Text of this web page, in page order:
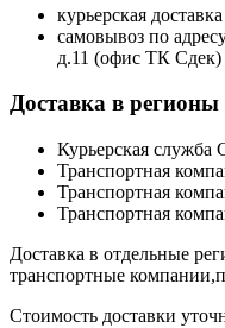
курьерская
самовывоз по
д.11 (офис ТК Сдек)
Доставка в регионы
Курьерская служба
Транспортная
Транспортная
Транспортная
Доставка в отдельные
транспортные
Стоимость доставки